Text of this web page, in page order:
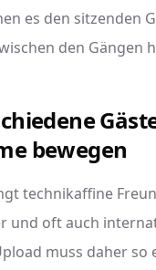
es den sitzenden
den Gängen
bewegen
technikaffine
und oft auch
muss daher so